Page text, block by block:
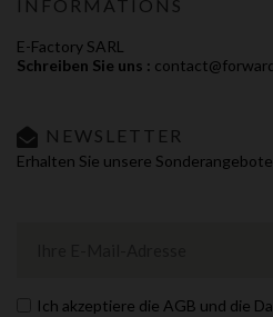
INFORMATIONS
E-Factory SARL
Schreiben Sie uns :
NEWSLETTER
Erhalten Sie unsere Sonderangebote
Ich akzeptiere die AGB und die